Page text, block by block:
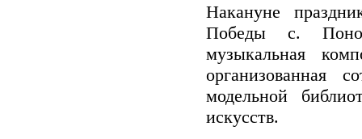
Накануне
Победы с.
музыкальная
организованная
модельной
искусств.